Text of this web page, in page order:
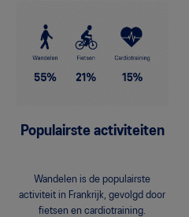
Populairste activiteiten
Wandelen is de populairste
activiteit in Frankrijk, gevolgd door
fietsen en cardiotraining.